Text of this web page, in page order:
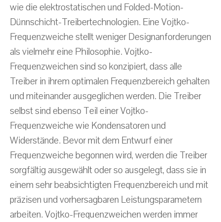
wie die elektrostatischen und Folded-Motion-
Dünnschicht-Treibertechnologien. Eine Vojtko-
Frequenzweiche stellt weniger Designanforderungen
als vielmehr eine Philosophie. Vojtko-
Frequenzweichen sind so konzipiert, dass alle
Treiber in ihrem optimalen Frequenzbereich gehalten
und miteinander ausgeglichen werden. Die Treiber
selbst sind ebenso Teil einer Vojtko-
Frequenzweiche wie Kondensatoren und
Widerstände. Bevor mit dem Entwurf einer
Frequenzweiche begonnen wird, werden die Treiber
sorgfältig ausgewählt oder so ausgelegt, dass sie in
einem sehr beabsichtigten Frequenzbereich und mit
präzisen und vorhersagbaren Leistungsparametern
arbeiten. Vojtko-Frequenzweichen werden immer